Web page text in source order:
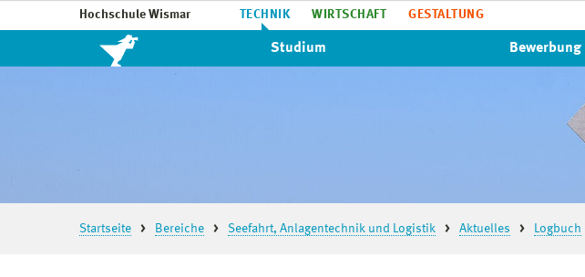
Hochschule Wismar TECHNIK WIRTSCHAFT GESTALTUNG
Studium Bewerbung
Startseite Bereiche Seefahrt, Anlagentechnik und Logistik Aktuelles Logbuch